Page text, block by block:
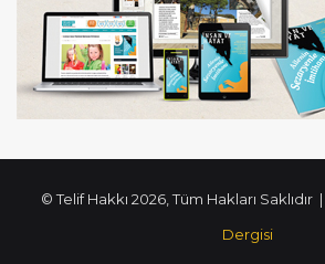
© Telif Hakkı 2026, Tüm Hakları Saklıdır |
Dergisi